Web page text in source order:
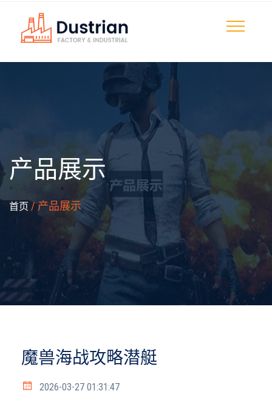
产品展示
首页 / 产品展示
魔兽海战攻略潜艇
2026-03-27 01:31:47